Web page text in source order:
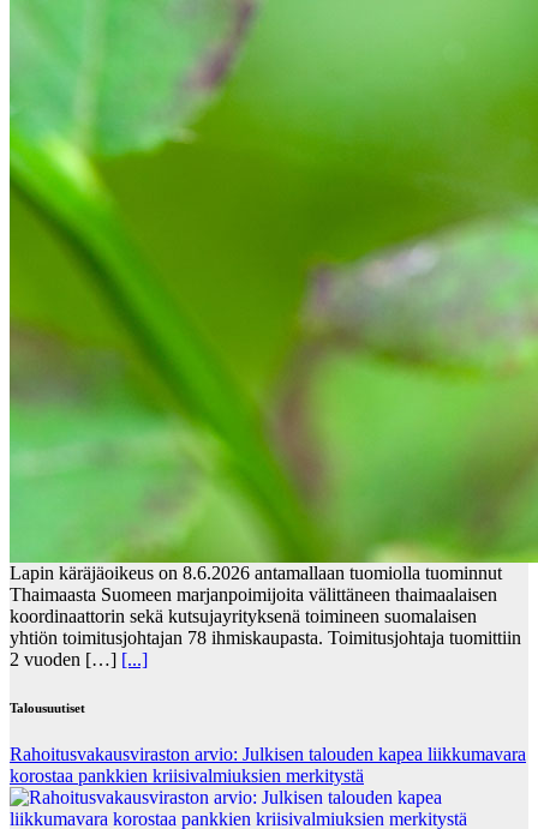
Lapin käräjäoikeus on 8.6.2026 antamallaan tuomiolla tuominnut
Thaimaasta Suomeen marjanpoimijoita välittäneen thaimaalaisen
koordinaattorin sekä kutsujayrityksenä toimineen suomalaisen
yhtiön toimitusjohtajan 78 ihmiskaupasta. Toimitusjohtaja tuomittiin
2 vuoden […] [...]
Talousuutiset
Rahoitusvakausviraston arvio: Julkisen talouden kapea liikkumavara
korostaa pankkien kriisivalmiuksien merkitystä